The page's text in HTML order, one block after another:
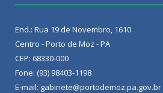
End.: Rua 19 de Novembro, 1610
Centro - Porto de Moz - PA
CEP: 68330-000
Fone: (93) 98403-1198
E-mail: gabinete@portodemoz.pa.gov.br